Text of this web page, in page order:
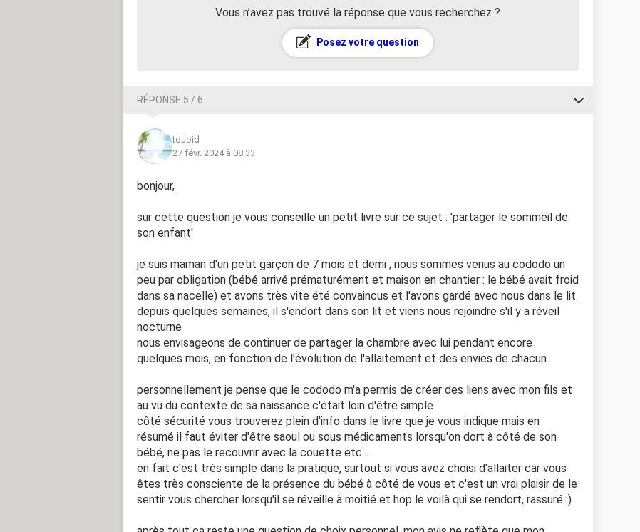
Vous n’avez pas trouvé la réponse que vous recherchez ?
Posez votre question
RÉPONSE 5 / 6
toupid
27 févr. 2024 à 08:33
bonjour,
sur cette question je vous conseille un petit livre sur ce sujet : 'partager le sommeil de
son enfant'
je suis maman d'un petit garçon de 7 mois et demi ; nous sommes venus au cododo un
peu par obligation (bébé arrivé prématurément et maison en chantier : le bébé avait froid
dans sa nacelle) et avons très vite été convaincus et l'avons gardé avec nous dans le lit.
depuis quelques semaines, il s'endort dans son lit et viens nous rejoindre s'il y a réveil
nocturne
nous envisageons de continuer de partager la chambre avec lui pendant encore
quelques mois, en fonction de l'évolution de l'allaitement et des envies de chacun
personnellement je pense que le cododo m'a permis de créer des liens avec mon fils et
au vu du contexte de sa naissance c'était loin d'être simple
côté sécurité vous trouverez plein d'info dans le livre que je vous indique mais en
résumé il faut éviter d'être saoul ou sous médicaments lorsqu'on dort à côté de son
bébé, ne pas le recouvrir avec la couette etc...
en fait c'est très simple dans la pratique, surtout si vous avez choisi d'allaiter car vous
êtes très consciente de la présence du bébé à côté de vous et c'est un vrai plaisir de le
sentir vous chercher lorsqu'il se réveille à moitié et hop le voilà qui se rendort, rassuré :)